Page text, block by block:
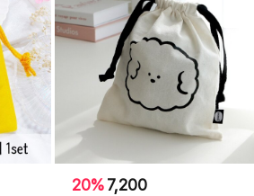
20%7,200